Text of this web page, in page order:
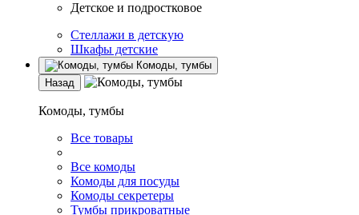
Детское и подростковое
Стеллажи в детскую
Шкафы детские
Комоды, тумбы
Назад
Комоды, тумбы
Все товары
Все комоды
Комоды для посуды
Комоды секретеры
Тумбы прикроватные